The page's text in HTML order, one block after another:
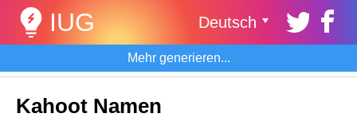
IUG
Mehr generieren...
Deutsch
Kahoot Namen